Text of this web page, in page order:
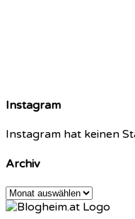
Instagram
Instagram hat keinen
Archiv
Archiv